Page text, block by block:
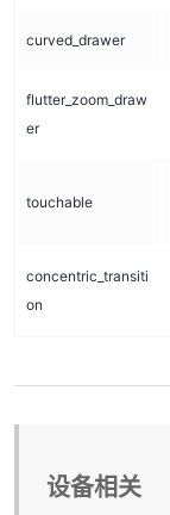
curved_drawer
flutter_zoom_draw
er
touchable
concentric_transiti
on
设备相关